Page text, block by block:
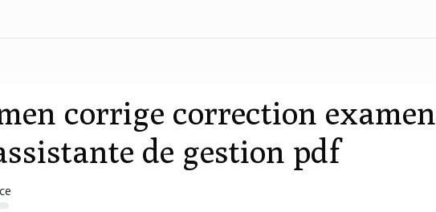
corrige correction examen
de gestion pdf